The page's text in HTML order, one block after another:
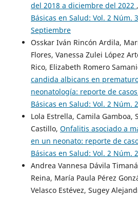
del 2018 a diciembre del 2022 ,
Básicas en Salud: Vol. 2 Núm.
Septiembre
Osskar Iván Rincón Ardila,
Flores, Vanessa Zulei López
Rico, Elizabeth Romero
candida albicans en
neonatología: reporte de casos
Básicas en Salud: Vol. 2 Núm.
Lola Estrella, Camila Gamboa,
Castillo, Onfalitis asociado a
en un neonato: reporte de
Básicas en Salud: Vol. 2 Núm.
Andrea Vannesa Dávila
Reina, María Paula Pérez
Velasco Estévez, Sugey